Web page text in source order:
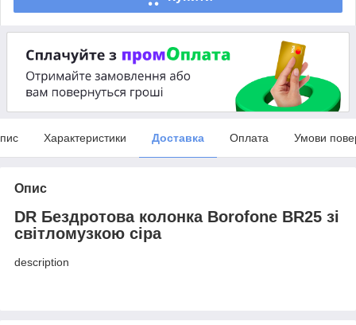
Характеристики Доставка Оплата Умови
Опис
DR Бездротова колонка Borofone BR25 зі
світломузкою сіра
description